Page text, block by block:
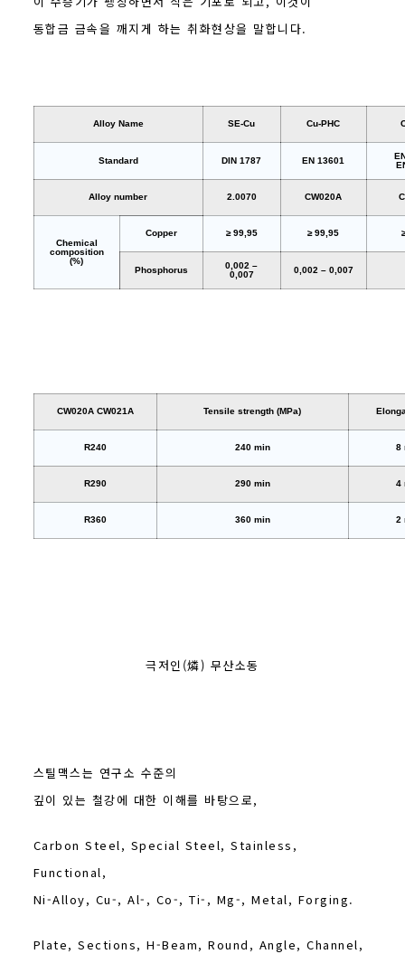
동합금 금속을 깨지게 하는 취화현상을 말합니다.
Alloy Name SE-Cu Cu-PHC
Standard DIN 1787 EN 13601
Alloy number 2.0070 CW020A
Chemical
composition
(%)
Copper ≥ 99,95 ≥ 99,95
Phosphorus
0,002 –
0,007
0,002 – 0,007
CW020A CW021A Tensile strength (MPa)
R240 240 min 8
R290 290 min 4
R360 360 min 2
극저인(燐) 무산소동
스틸맥스는 연구소 수준의
깊이 있는 철강에 대한 이해를 바탕으로,
Carbon Steel, Special Steel, Stainless,
Functional,
Ni-Alloy, Cu-, Al-, Co-, Ti-, Mg-, Metal, Forging.
Plate, Sections, H-Beam, Round, Angle, Channel,